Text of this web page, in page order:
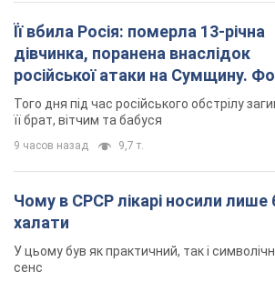
Чому в СРСР лікарі носили лише
халати
У цьому був як практичний, так і
сенс
9 часов назад 4,4 т.